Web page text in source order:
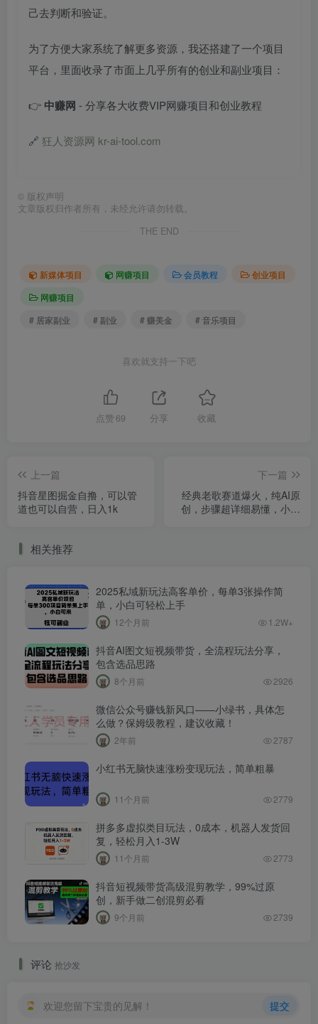
己去判断和验证。
为了方便大家系统了解更多资源，我还搭建了一个项目
平台，里面收录了市面上几乎所有的创业和副业项目：
👉 中赚网 - 分享各大收费VIP网赚项目和创业教程
🔗 狂人资源网 kr-ai-tool.com
© 版权声明
文章版权归作者所有，未经允许请勿转载。
THE END
新媒体项目 网赚项目 会员教程
创业项目
网赚项目
# 居家副业
# 副业 # 赚美金 # 音乐项目
喜欢就支持一下吧
点赞 69 分享 收藏
上一篇
抖音星图掘金自撸，可以管
道也可以自营，日入1k
下一篇
经典老歌赛道爆火，纯AI原
创，步骤超详细易懂，小白
相关推荐
2025私域新玩法高客单价，每单3张操作简
单，小白可轻松上手
12个月前 1.2W+
抖音AI图文短视频带货，全流程玩法分享，
包含选品思路
8个月前 2926
微信公众号赚钱新风口——小绿书，具体怎
么做？保姆级教程，建议收藏！
2年前 2787
小红书无脑快速涨粉变现玩法，简单粗暴
11个月前 2779
拼多多虚拟类目玩法，0成本，机器人发货回
复，轻松月入1-3W
11个月前 2773
抖音短视频带货高级混剪教学，99%过原
创，新手做二创混剪必看
9个月前 2739
评论 抢沙发
欢迎您留下宝贵的见解！ 提交